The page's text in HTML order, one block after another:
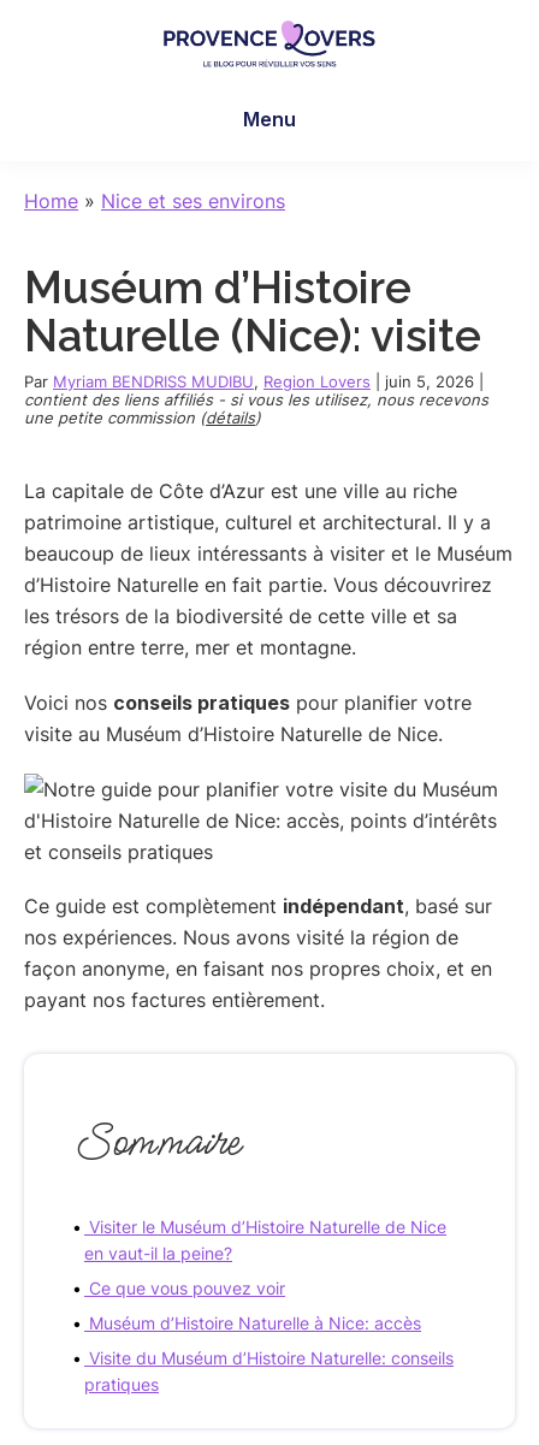
sens
-
Le
blog
de
Claire
Menu
Home » Nice et ses environs
Muséum d’Histoire
Naturelle (Nice): visite
Par Myriam BENDRISS MUDIBU, Region Lovers juin 5, 2026
contient des liens affiliés - si vous les utilisez, nous recevons
une petite commission (détails)
La capitale de Côte d’Azur est une ville au riche
patrimoine artistique, culturel et architectural. Il y a
beaucoup de lieux intéressants à visiter et le Muséum
d’Histoire Naturelle en fait partie. Vous découvrirez
les trésors de la biodiversité de cette ville et sa
région entre terre, mer et montagne.
Voici nos conseils pratiques pour planifier votre
visite au Muséum d’Histoire Naturelle de Nice.
Ce guide est complètement indépendant, basé sur
nos expériences. Nous avons visité la région de
façon anonyme, en faisant nos propres choix, et en
payant nos factures entièrement.
Sommaire
Visiter le Muséum d’Histoire Naturelle de Nice
en vaut-il la peine?
Ce que vous pouvez voir
Muséum d’Histoire Naturelle à Nice: accès
Visite du Muséum d’Histoire Naturelle: conseils
pratiques